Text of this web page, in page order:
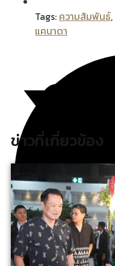
Tags: ความสัมพันธ์,
แคนาดา
ข่าวที่เกี่ยวข้อง